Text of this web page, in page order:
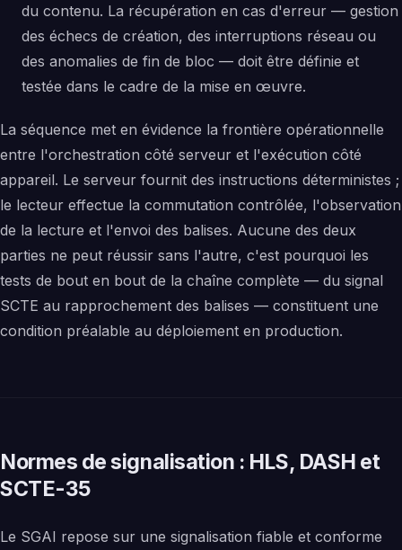
du contenu. La récupération en cas d'erreur — gestion
des échecs de création, des interruptions réseau ou
des anomalies de fin de bloc — doit être définie et
testée dans le cadre de la mise en œuvre.
La séquence met en évidence la frontière opérationnelle
entre l'orchestration côté serveur et l'exécution côté
appareil. Le serveur fournit des instructions déterministes ;
le lecteur effectue la commutation contrôlée, l'observation
de la lecture et l'envoi des balises. Aucune des deux
parties ne peut réussir sans l'autre, c'est pourquoi les
tests de bout en bout de la chaîne complète — du signal
SCTE au rapprochement des balises — constituent une
condition préalable au déploiement en production.
Normes de signalisation : HLS, DASH et
SCTE-35
Le SGAI repose sur une signalisation fiable et conforme